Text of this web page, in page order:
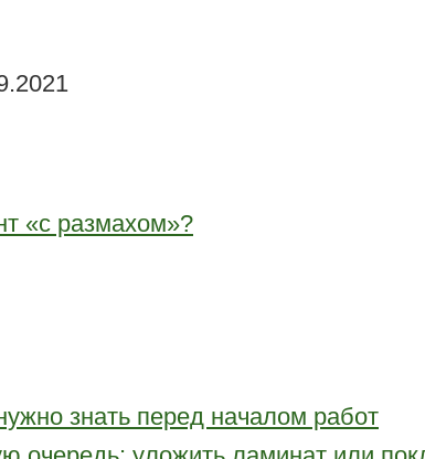
«с размахом»?
знать перед началом работ